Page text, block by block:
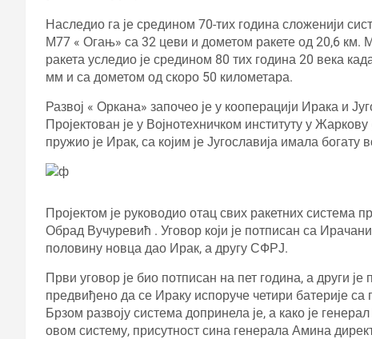
Наследио га је средином 70-тих година сложенији
М77 « Огањ» са 32 цеви и дометом ракете од 20,6
ракета уследио је средином 80 тих година 20 века
мм и са дометом од скоро 50 километара.
Развој « Оркана» започео је у кооперацији Ирака и
Пројектован је у Војнотехничком институту у
пружио је Ирак, са којим је Југославија имала богату
Пројектом је руководио отац свих ракетних система
Обрад Вучуревић . Уговор који је потписан са
половину новца дао Ирак, а другу СФРЈ.
Први уговор је био потписан на пет година, а други је
предвиђено да се Ираку испоруче четири батерије са
Брзом развоју система допринела је, а како је
овом систему, присутност сина генерала Амина